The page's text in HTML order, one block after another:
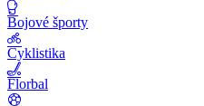
Bojové športy
Cyklistika
Florbal